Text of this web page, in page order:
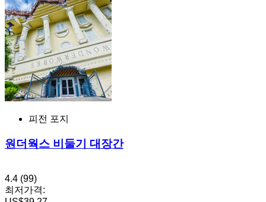
피전 포지
원더웍스 비둘기 대장간
4.4 (99)
최저가격: